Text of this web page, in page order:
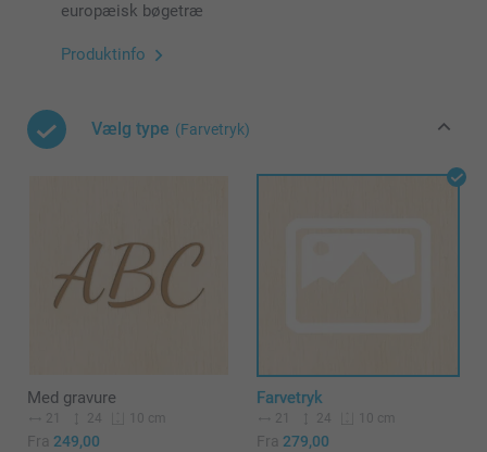
europæisk bøgetræ
Produktinfo
Vælg type (Farvetryk)
Med gravure
21 24 10 cm
Fra 249,00
Farvetryk
21 24 10 cm
Fra 279,00